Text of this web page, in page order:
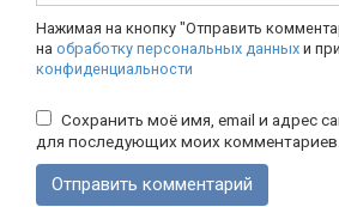
Нажимая на кнопку "Отправить
на обработку персональных данных и
конфиденциальности
Сохранить моё имя, email и адрес
для последующих моих комментариев.